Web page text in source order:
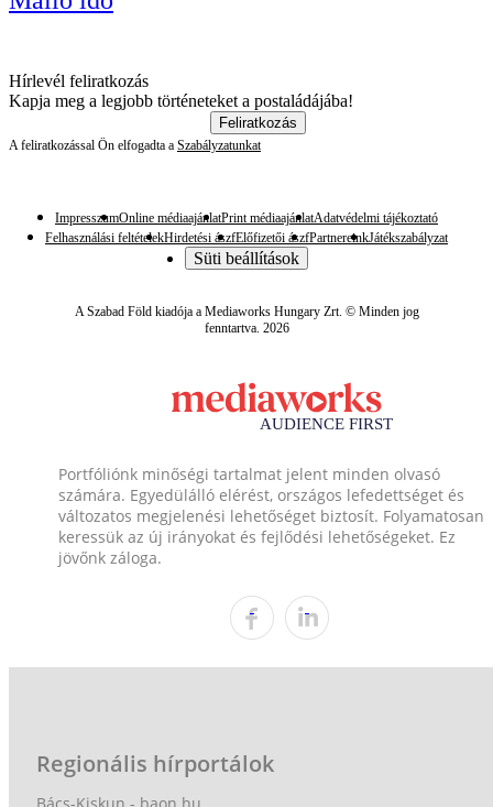
Hírlevél feliratkozás
Kapja meg a legjobb történeteket a postaládájába!
Feliratkozás
A feliratkozással Ön elfogadta a Szabályzatunkat
ImpresszumOnline médiaajánlatPrint médiaajánlatAdatvédelmi tájékoztató
Felhasználási feltételekHirdetési ászfElőfizetői ászfPartnereinkJátékszabályzat
Süti beállítások
A Szabad Föld kiadója a Mediaworks Hungary Zrt. © Minden jog
fenntartva. 2026
Portfóliónk minőségi tartalmat jelent minden olvasó
számára. Egyedülálló elérést, országos lefedettséget és
változatos megjelenési lehetőséget biztosít. Folyamatosan
keressük az új irányokat és fejlődési lehetőségeket. Ez
jövőnk záloga.
Regionális hírportálok